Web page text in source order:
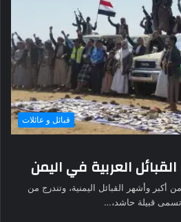
قبائل و عائلات
العربية في اليمن
أكبر وأشهر القبائل اليمنية، وتندرج من
تسمى قبيلة حاشد،…